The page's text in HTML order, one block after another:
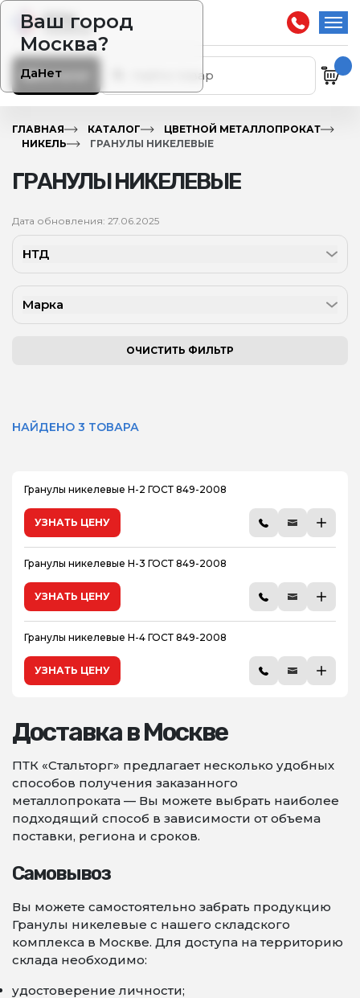
Ваш город
Москва?
ДаНет
Каталог
ГЛАВНАЯ КАТАЛОГ
ЦВЕТНОЙ МЕТАЛЛОПРОКАТ
НИКЕЛЬ
ГРАНУЛЫ НИКЕЛЕВЫЕ
ГРАНУЛЫ НИКЕЛЕВЫЕ
Дата обновления: 27.06.2025
НТД
Марка
ОЧИСТИТЬ ФИЛЬТР
НАЙДЕНО 3 ТОВАРА
Гранулы никелевые Н-2 ГОСТ 849-2008
УЗНАТЬ ЦЕНУ
Гранулы никелевые Н-3 ГОСТ 849-2008
УЗНАТЬ ЦЕНУ
Гранулы никелевые Н-4 ГОСТ 849-2008
УЗНАТЬ ЦЕНУ
Доставка в Москве
ПТК «Стальторг» предлагает несколько удобных
способов получения заказанного
металлопроката — Вы можете выбрать наиболее
подходящий способ в зависимости от объема
поставки, региона и сроков.
Самовывоз
Вы можете самостоятельно забрать продукцию
Гранулы никелевые с нашего складского
комплекса в Москве. Для доступа на территорию
склада необходимо:
удостоверение личности;